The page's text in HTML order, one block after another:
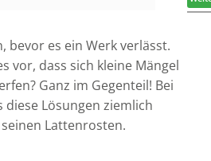
bevor es ein Werk verlässt.
vor, dass sich kleine Mängel
Ganz im Gegenteil! Bei
diese Lösungen ziemlich
Lattenrosten.